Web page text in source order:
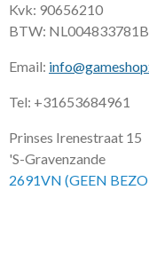
Kvk: 90656210
BTW:
Email:
Tel: +31653684961
Prinses Irenestraat 15
'S-Gravenzande
2691VN (GEEN